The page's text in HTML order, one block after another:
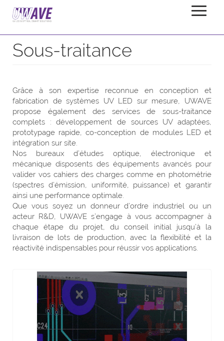
Accueil
Sous-traitance
Grâce à son expertise reconnue en conception et
fabrication de systèmes UV LED sur mesure, UWAVE
propose également des services de sous-traitance
complets : développement de sources UV adaptées,
prototypage rapide, co-conception de modules LED et
intégration sur site.
Nos bureaux d’études optique, électronique et
mécanique disposents des équipements avancés pour
valider vos cahiers des charges comme en photométrie
(spectres d’émission, uniformité, puissance) et garantir
ainsi une performance optimale.
Que vous soyez un donneur d’ordre industriel ou un
acteur R&D, UWAVE s’engage à vous accompagner à
chaque étape du projet, du conseil initial jusqu’à la
livraison de lots de production, avec la flexibilité et la
réactivité indispensables pour réussir vos applications.